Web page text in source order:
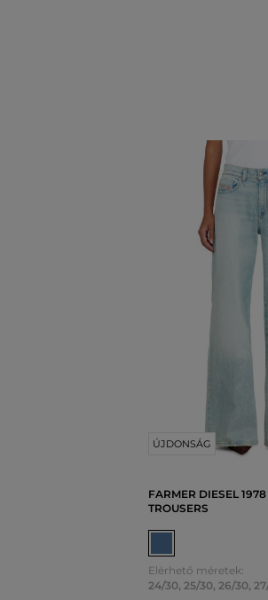
ÚJDONSÁG
FARMER DIESEL
TROUSERS
Elérhető méretek:
24/30, 25/30, 26/30,